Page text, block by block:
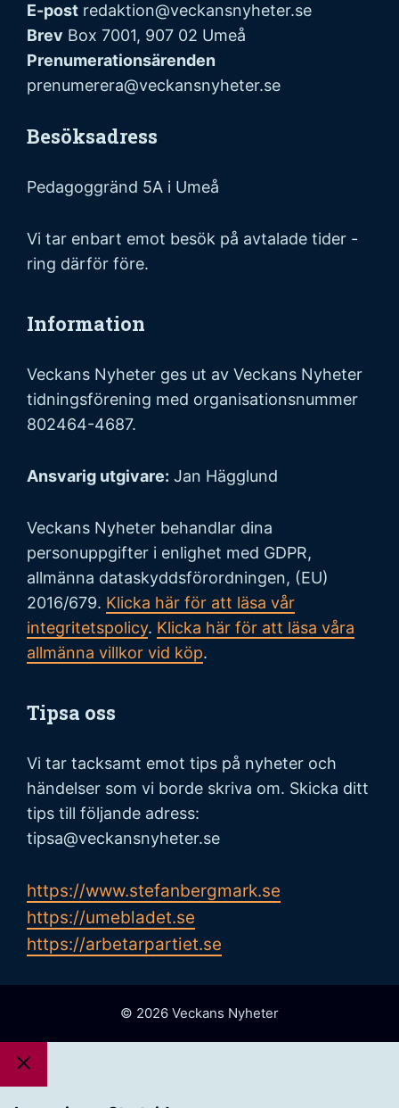
E-post redaktion@veckansnyheter.se
Brev Box 7001, 907 02 Umeå
Prenumerationsärenden
prenumerera@veckansnyheter.se
Besöksadress
Pedagoggränd 5A i Umeå
Vi tar enbart emot besök på avtalade tider -
ring därför före.
Information
Veckans Nyheter ges ut av Veckans Nyheter
tidningsförening med organisationsnummer
802464-4687.
Ansvarig utgivare: Jan Hägglund
Veckans Nyheter behandlar dina
personuppgifter i enlighet med GDPR,
allmänna dataskyddsförordningen, (EU)
2016/679. Klicka här för att läsa vår
integritetspolicy. Klicka här för att läsa våra
allmänna villkor vid köp.
Tipsa oss
Vi tar tacksamt emot tips på nyheter och
händelser som vi borde skriva om. Skicka ditt
tips till följande adress:
tipsa@veckansnyheter.se
https://www.stefanbergmark.se
https://umebladet.se
https://arbetarpartiet.se
© 2026 Veckans Nyheter
Stäng